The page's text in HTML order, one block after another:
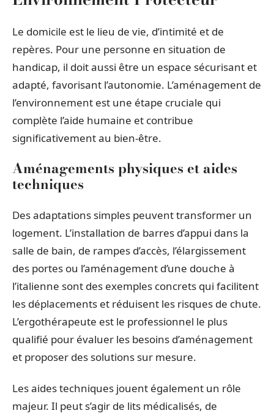
Le domicile est le lieu de vie, d’intimité et de
repères. Pour une personne en situation de
handicap, il doit aussi être un espace sécurisant et
adapté, favorisant l’autonomie. L’aménagement de
l’environnement est une étape cruciale qui
complète l’aide humaine et contribue
significativement au bien-être.
Aménagements physiques et aides
techniques
Des adaptations simples peuvent transformer un
logement. L’installation de barres d’appui dans la
salle de bain, de rampes d’accès, l’élargissement
des portes ou l’aménagement d’une douche à
l’italienne sont des exemples concrets qui facilitent
les déplacements et réduisent les risques de chute.
L’ergothérapeute est le professionnel le plus
qualifié pour évaluer les besoins d’aménagement
et proposer des solutions sur mesure.
Les aides techniques jouent également un rôle
majeur. Il peut s’agir de lits médicalisés, de